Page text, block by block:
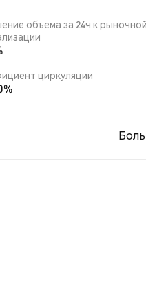
объема за 24ч к
циркуляции